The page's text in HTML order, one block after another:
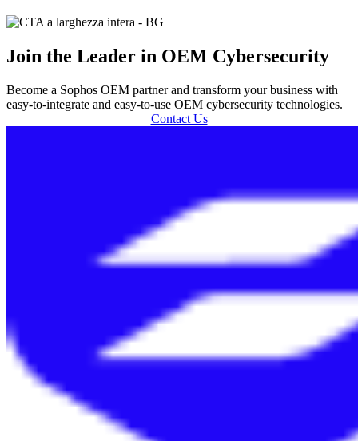
Join the Leader in OEM Cybersecurity
Become a Sophos OEM partner and transform your business with
easy-to-integrate and easy-to-use OEM cybersecurity technologies.
Contact Us